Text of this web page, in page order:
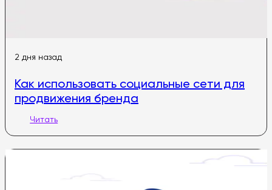
2 дня назад
Как использовать социальные сети для
продвижения бренда
Читать